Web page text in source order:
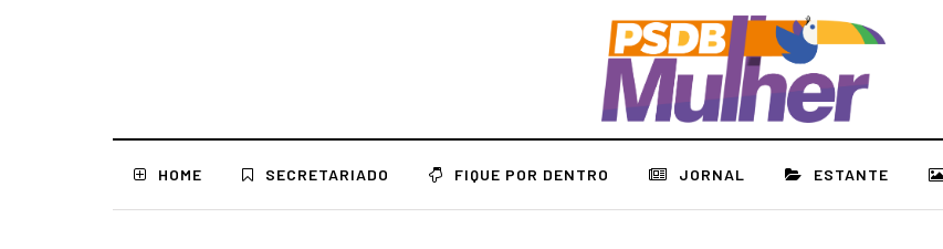
HOME SECRETARIADO FIQUE POR DENTRO JORNAL ESTANTE